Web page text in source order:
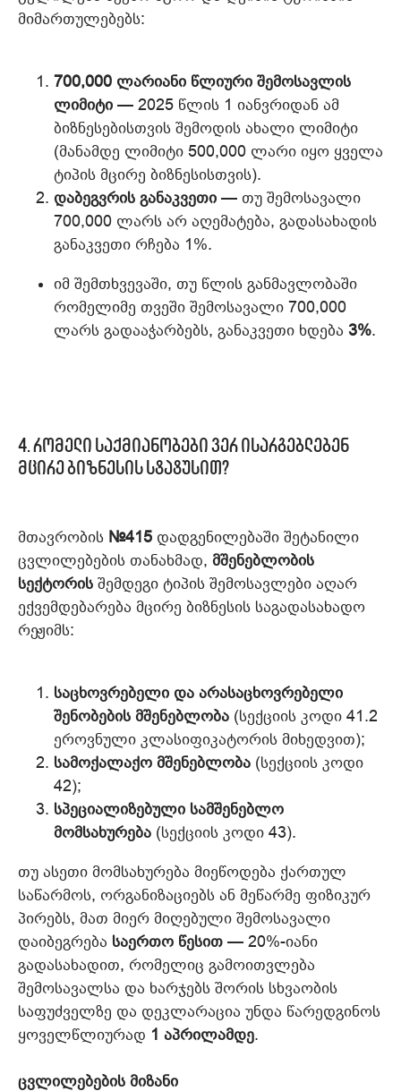
მიმართულებებს:
700,000 ლარიანი წლიური შემოსავლის
ლიმიტი — 2025 წლის 1 იანვრიდან ამ
ბიზნესებისთვის შემოდის ახალი ლიმიტი
(მანამდე ლიმიტი 500,000 ლარი იყო ყველა
ტიპის მცირე ბიზნესისთვის).
დაბეგვრის განაკვეთი — თუ შემოსავალი
700,000 ლარს არ აღემატება, გადასახადის
განაკვეთი რჩება 1%.
იმ შემთხვევაში, თუ წლის განმავლობაში
რომელიმე თვეში შემოსავალი 700,000
ლარს გადააჭარბებს, განაკვეთი ხდება 3%.
4. რომელი საქმიანობები ვერ ისარგებლებენ
მცირე ბიზნესის სტატუსით?
მთავრობის №415 დადგენილებაში შეტანილი
ცვლილებების თანახმად, მშენებლობის
სექტორის შემდეგი ტიპის შემოსავლები აღარ
ექვემდებარება მცირე ბიზნესის საგადასახადო
რეჟიმს:
საცხოვრებელი და არასაცხოვრებელი
შენობების მშენებლობა (სექციის კოდი 41.2
ეროვნული კლასიფიკატორის მიხედვით);
სამოქალაქო მშენებლობა (სექციის კოდი
42);
სპეციალიზებული სამშენებლო
მომსახურება (სექციის კოდი 43).
თუ ასეთი მომსახურება მიეწოდება ქართულ
საწარმოს, ორგანიზაციებს ან მეწარმე ფიზიკურ
პირებს, მათ მიერ მიღებული შემოსავალი
დაიბეგრება საერთო წესით — 20%-იანი
გადასახადით, რომელიც გამოითვლება
შემოსავალსა და ხარჯებს შორის სხვაობის
საფუძველზე და დეკლარაცია უნდა წარედგინოს
ყოველწლიურად 1 აპრილამდე.
ცვლილებების მიზანი